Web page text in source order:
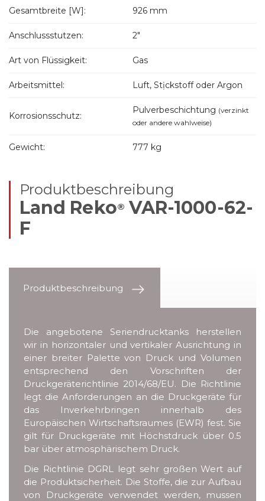
Gesamtbreite [W]: 926 mm
Anschlussstutzen: 2"
Art von Flüssigkeit: Gas
Arbeitsmittel: Luft, Stịckstoff oder Argon
Korrosionsschutz:
Pulverbeschichtung (verzinkt
oder andere wahlweise)
Gewicht: 777 kg
Produktbeschreibung
Land Reko® VAR-1000-62-
F
Produktbeschreibung
Die angebotene Seriendrucktanks herstellen
wir in horizontaler und vertikaler Ausrichtung in
einer breiter Palette von Druck und Volumen
entsprechend den Vorschriften der
Druckgeräterichtlinie 2014/68/EU. Die Richtlinie
legt die Anforderungen an die Druckgeräte für
das Inverkehrbringen innerhalb des
Europäischen Wirtschaftsraumes (EWR) fest. Sie
gilt für Druckgeräte mit Höchstdruck über 0.5
bar über atmosphärischem Druck.
Die Richtlinie DGRL legt sehr großen Wert auf
die Produktsicherheit. Die Stoffe, die zur Aufbau
von Druckgeräte verwendet werden, mussen